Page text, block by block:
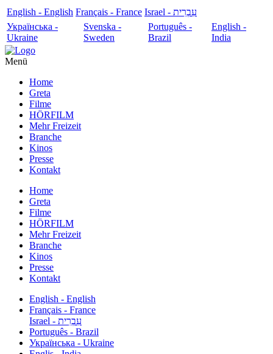
English - English Français - France
עִבְרִית - Israel
Українська -
Ukraine
Svenska -
Sweden
Português -
Brazil
English -
India
Menü
Home
Greta
Filme
HÖRFILM
Mehr Freizeit
Branche
Kinos
Presse
Kontakt
Home
Greta
Filme
HÖRFILM
Mehr Freizeit
Branche
Kinos
Presse
Kontakt
English - English
Français - France
עִבְרִית - Israel
Português - Brazil
Українська - Ukraine